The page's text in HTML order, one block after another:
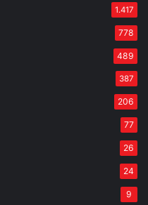
1.417
778
489
387
206
77
26
24
9